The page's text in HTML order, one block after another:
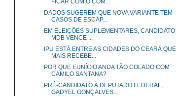
FICAR COM O COM...
DADOS SUGEREM QUE NOVA VARIANTE TEM
CASOS DE ESCAP...
EM ELEIÇÕES SUPLEMENTARES, CANDIDATO
MDB VENCE ...
IPU ESTÁ ENTRE AS CIDADES DO CEARÁ QUE
MAIS RECEBE...
POR QUE EUNÍCIO ANDA TÃO COLADO COM
CAMILO SANTANA?
PRÉ-CANDIDATO À DEPUTADO FEDERAL,
GADYEL GONÇALVES...